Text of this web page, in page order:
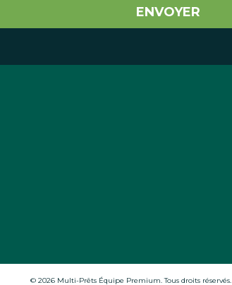
ENVOYER
© 2026 Multi-Prêts Équipe Premium. Tous droits réservés.